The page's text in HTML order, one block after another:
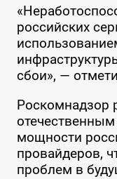
российских
сбои», —
Роскомнадзор
мощности
провайдеров,
проблем в